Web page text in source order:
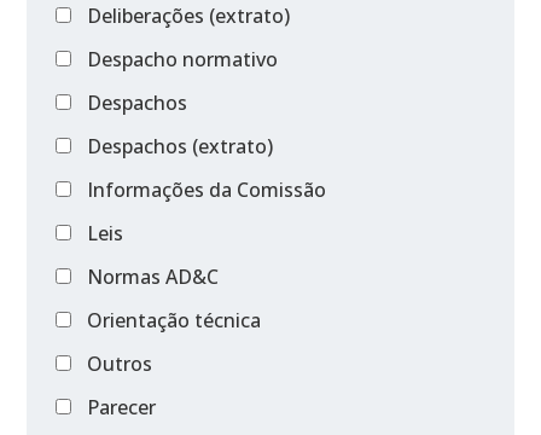
Deliberações (extrato)
Despacho normativo
Despachos
Despachos (extrato)
Informações da Comissão
Leis
Normas AD&C
Orientação técnica
Outros
Parecer